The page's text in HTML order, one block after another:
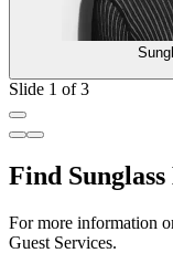
Slide 1 of 3
Find
For more information
Guest Services.